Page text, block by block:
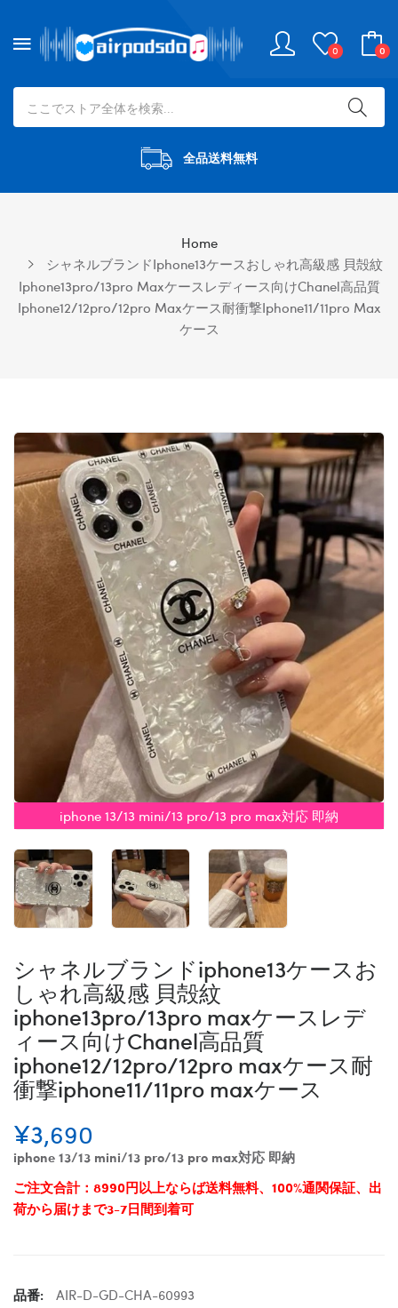
0 0
全品送料無料
Home
シャネルブランドiphone13ケースおしゃれ高級感 貝殻紋
Iphone13pro/13pro Maxケースレディース向けChanel高品質
Iphone12/12pro/12pro Maxケース耐衝撃iphone11/11pro Max
ケース
iphone 13/13 mini/13 pro/13 pro max対応 即納
シャネルブランドiphone13ケースお
しゃれ高級感 貝殻紋
iphone13pro/13pro maxケースレデ
ィース向けChanel高品質
iphone12/12pro/12pro maxケース耐
衝撃iphone11/11pro maxケース
¥3,690
iphone 13/13 mini/13 pro/13 pro max対応 即納
ご注文合計：8990円以上ならば送料無料、100%通関保証、出
荷から届けまで3-7日間到着可
品番:
AIR-D-GD-CHA-60993